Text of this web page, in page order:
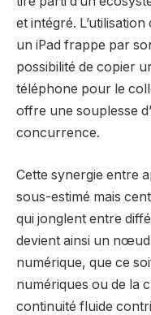
et intégré.
un iPad frappe par
possibilité de copier
téléphone pour le
offre une souplesse
concurrence.
Cette synergie entre
sous-estimé mais
qui jonglent entre
devient ainsi un
numérique, que ce
numériques ou de la
continuité fluide